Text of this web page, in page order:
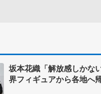
坂本花織「解放感しか
界フィギュアから各地へ